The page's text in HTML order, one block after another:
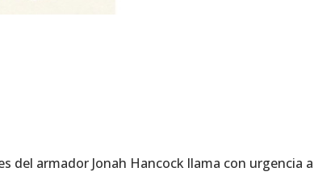
del armador Jonah Hancock llama con urgencia a